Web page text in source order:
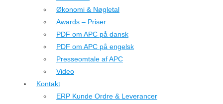
Økonomi & Nøgletal
Awards – Priser
PDF om APC på dansk
PDF om APC på engelsk
Presseomtale af APC
Video
Kontakt
ERP Kunde Ordre & Leverancer